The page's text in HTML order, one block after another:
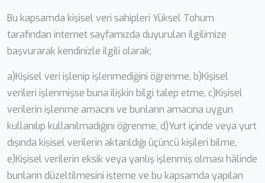
Bu kapsamda kişisel veri sahipleri Yüksel Tohum
tarafından internet sayfamızda duyurulan ilgilimize
başvurarak kendinizle ilgili olarak;
a)Kişisel veri işlenip işlenmediğini öğrenme, b)Kişisel
verileri işlenmişse buna ilişkin bilgi talep etme, c)Kişisel
verilerin işlenme amacını ve bunların amacına uygun
kullanılıp kullanılmadığını öğrenme, d)Yurt içinde veya yurt
dışında kişisel verilerin aktarıldığı üçüncü kişileri bilme,
e)Kişisel verilerin eksik veya yanlış işlenmiş olması hâlinde
bunların düzeltilmesini isteme ve bu kapsamda yapılan